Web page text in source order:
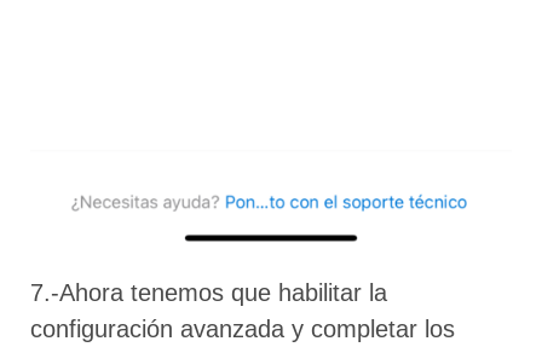
7.-Ahora tenemos que habilitar la
configuración avanzada y completar los